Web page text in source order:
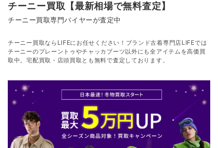
チーニー買取【最新相場で無料査定】
チーニー買取専門バイヤーが査定中
チーニー買取ならLIFEにお任せください！ブランド古着専門店LIFEでは
チーニーのプレーントゥやチャッカブーツ以外にも全アイテムを高価買
取中。宅配買取・店頭買取とも無料で査定しております。